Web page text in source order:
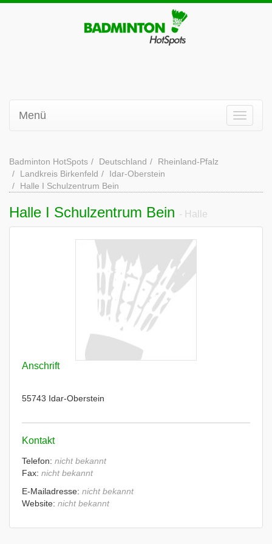
Menü
Badminton HotSpots Deutschland
Rheinland-Pfalz
Landkreis Birkenfeld
Idar-Oberstein
Halle I Schulzentrum Bein
Halle I Schulzentrum Bein - Halle
Anschrift
55743 Idar-Oberstein
Kontakt
Telefon: nicht bekannt
Fax: nicht bekannt
E-Mailadresse: nicht bekannt
Website: nicht bekannt